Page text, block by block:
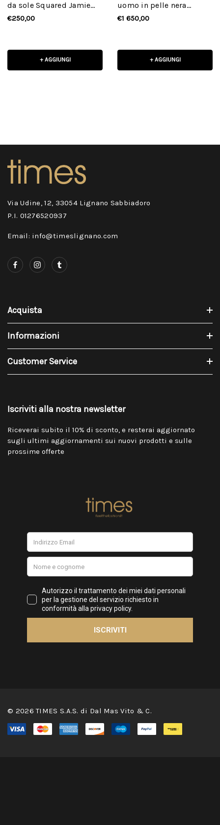
da sole Squared Jamie
con montatura Havana
€250,00
+ AGGIUNGI
uomo in pelle nera
dall'effetto lucido
€1 650,00
+ AGGIUNGI
Via Udine, 12, 33054 Lignano Sabbiadoro
P.I. 01276520937
Email: info@timeslignano.com
Acquista
Informazioni
Customer Service
Iscriviti alla nostra newsletter
Riceverai subito il 10% di sconto, e resterai aggiornato
sugli ultimi aggiornamenti sui nuovi prodotti e sulle
prossime offerte
© 2026 TIMES S.A.S. di Dal Mas Vito & C.